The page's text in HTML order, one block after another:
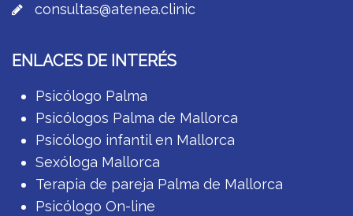
consultas@atenea.clinic
ENLACES DE INTERÉS
Psicólogo Palma
Psicólogos Palma de Mallorca
Psicólogo infantil en Mallorca
Sexóloga Mallorca
Terapia de pareja Palma de Mallorca
Psicólogo On-line